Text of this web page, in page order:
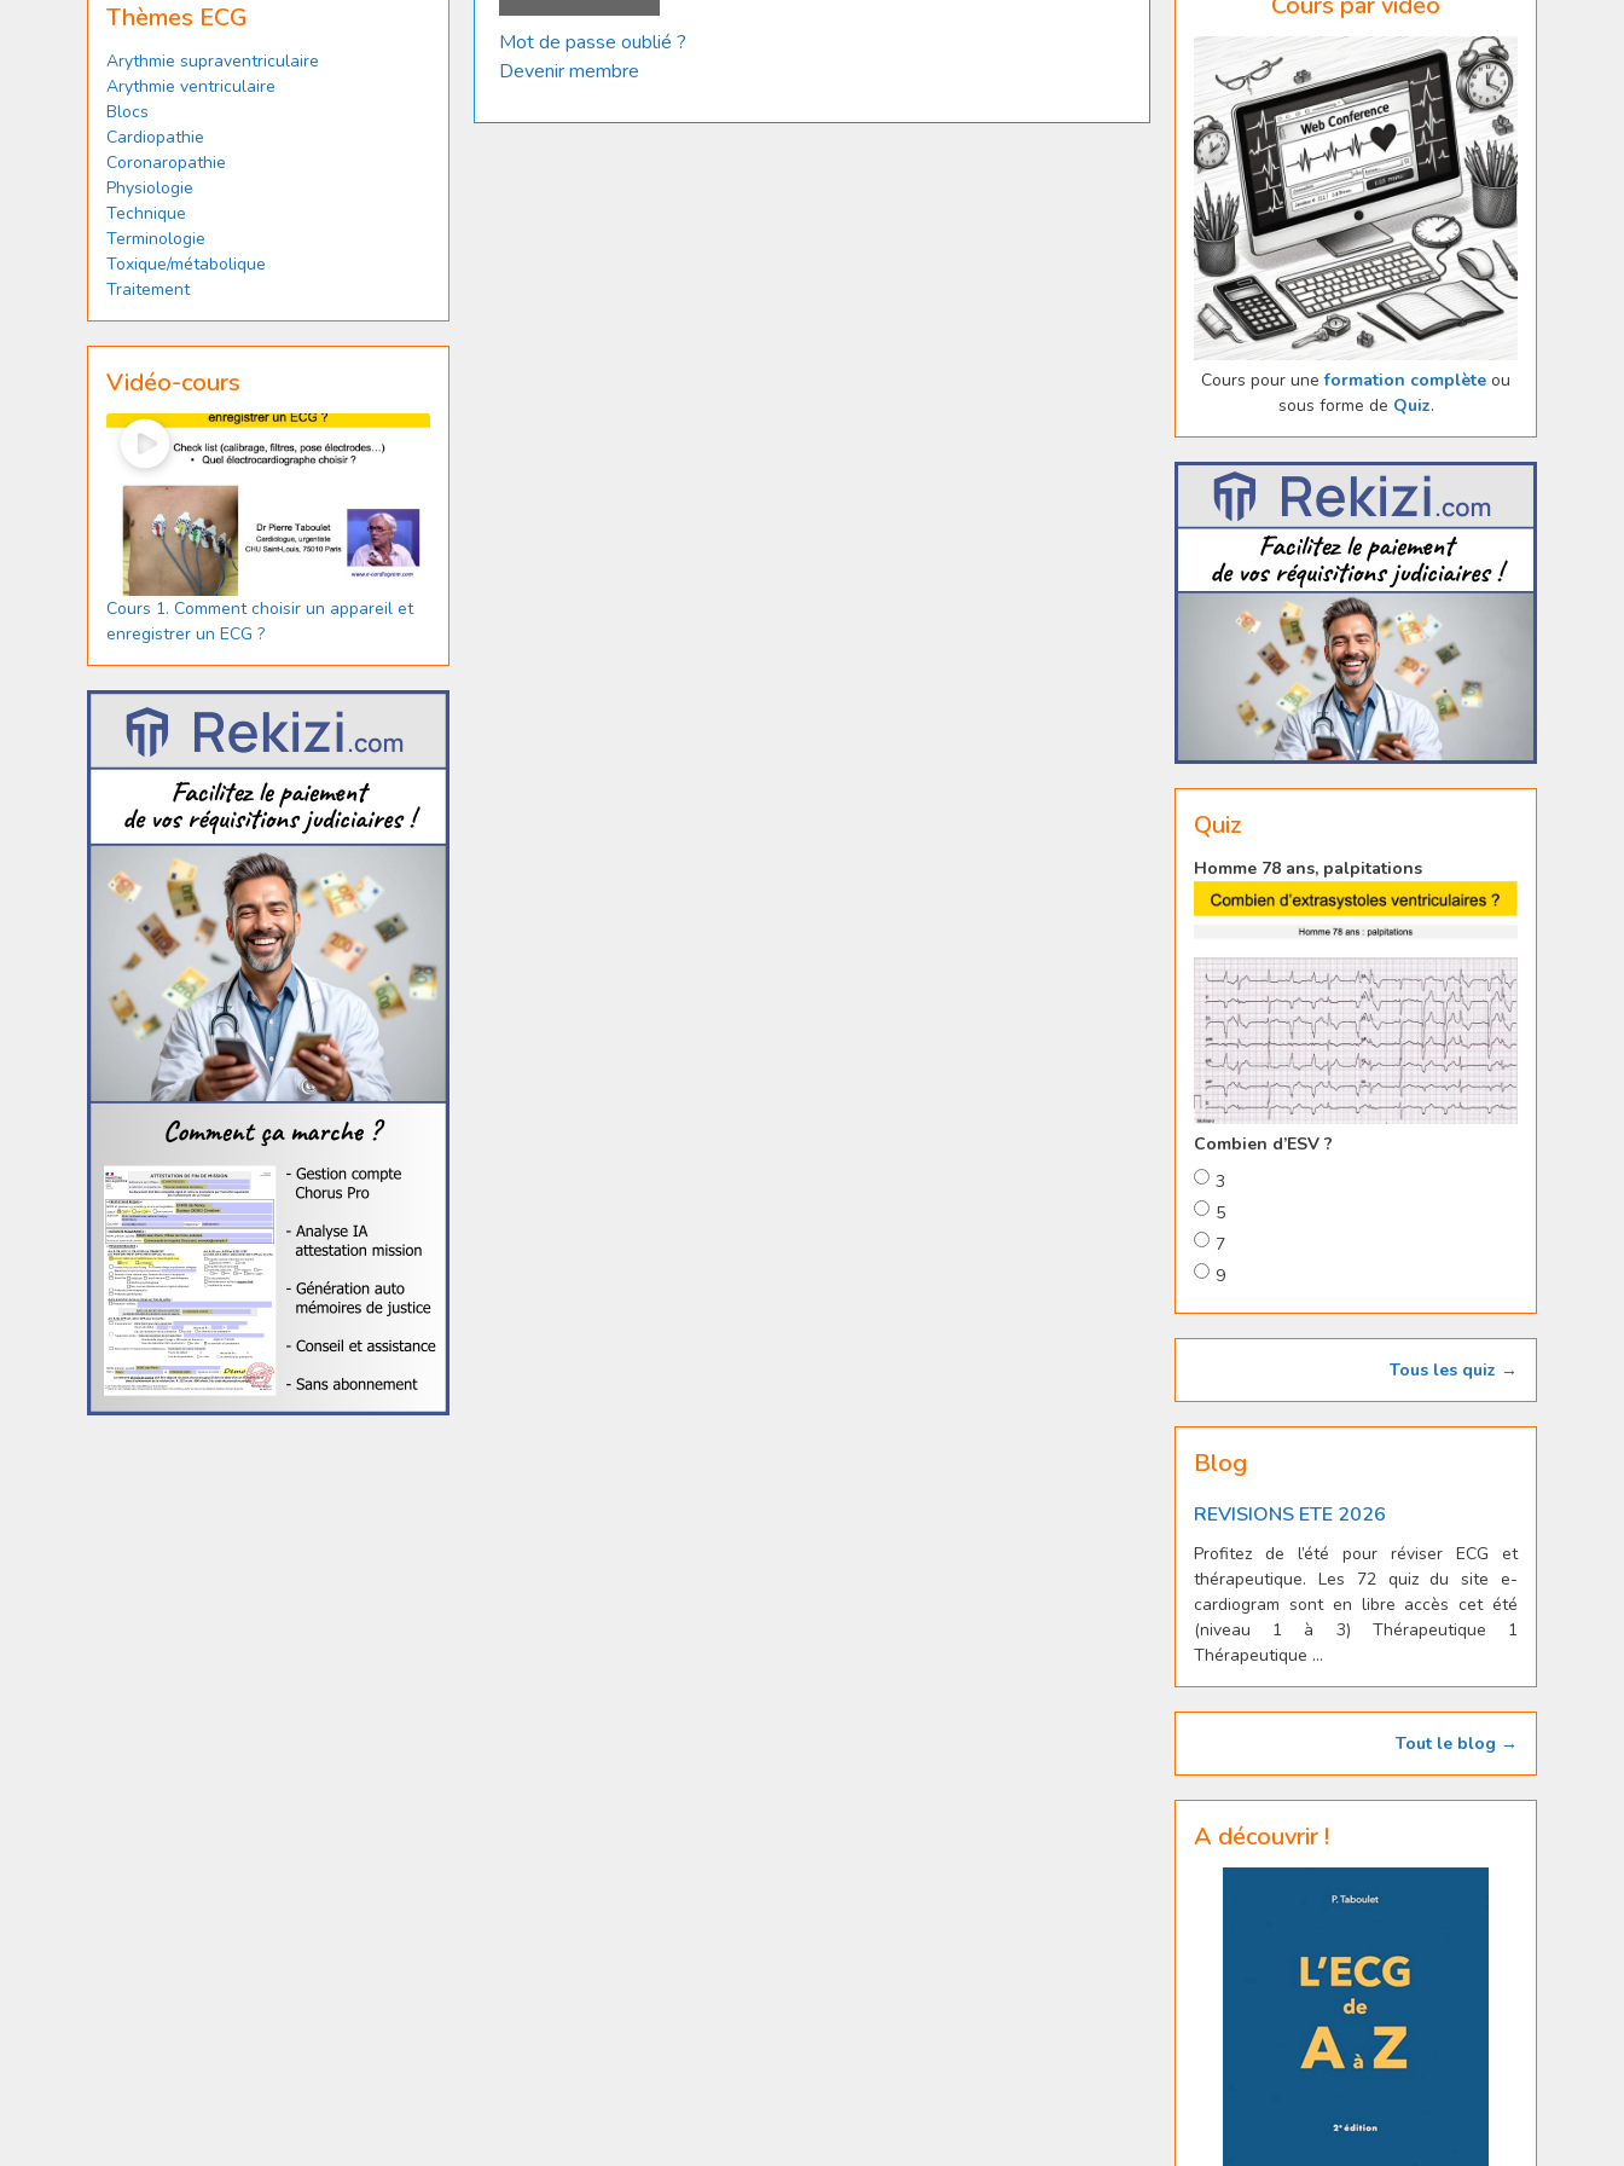
Mot de passe oublié ?
Devenir membre
Thèmes ECG
Arythmie supraventriculaire
Arythmie ventriculaire
Blocs
Cardiopathie
Coronaropathie
Physiologie
Technique
Terminologie
Toxique/métabolique
Traitement
Vidéo-cours
Cours 1. Comment choisir un appareil et
enregistrer un ECG ?
Cours pour uneformation complète ou
sous forme de Quiz.
Quiz
Homme 78 ans, palpitations
Combien d’ESV ?
3
5
7
9
Tous les quiz →
Blog
REVISIONS ETE 2026
Profitez de l’été pour réviser ECG et
thérapeutique. Les 72 quiz du site e-
cardiogram sont en libre accès cet été
(niveau 1 à 3) Thérapeutique 1
Thérapeutique ...
Tout le blog →
A découvrir !